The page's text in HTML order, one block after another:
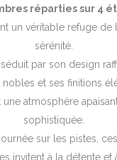
réparties sur 4
un véritable refuge de
sérénité.
par son design
nobles et ses finitions
une atmosphère
sophistiquée.
sur les pistes,
invitent à la détente et